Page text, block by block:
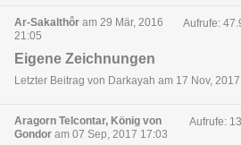
Ar-Sakalthôr am 29 Mär, 2016
21:05
Aufrufe:
Eigene Zeichnungen
Letzter Beitrag von Darkayah am 17 Nov,
Aragorn Telcontar, König von
Gondor am 07 Sep, 2017 17:03
Aufrufe: